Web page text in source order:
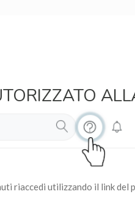
riaccedi utilizzando il link del